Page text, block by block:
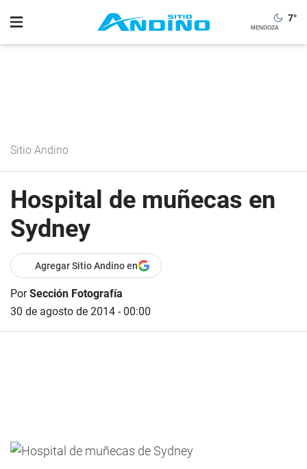
7°
Sitio Andino
Hospital de muñecas en
Sydney
Agregar Sitio Andino en
PorSección Fotografía
30 de agosto de 2014 - 00:00